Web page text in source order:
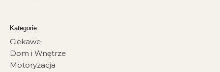
Kategorie
Ciekawe
Dom i Wnętrze
Motoryzacja